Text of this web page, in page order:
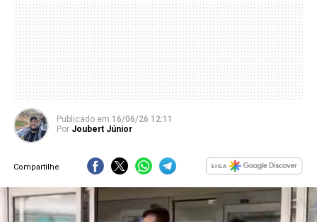
Publicado em 16/06/26 12:11
Por Joubert Júnior
Compartilhe